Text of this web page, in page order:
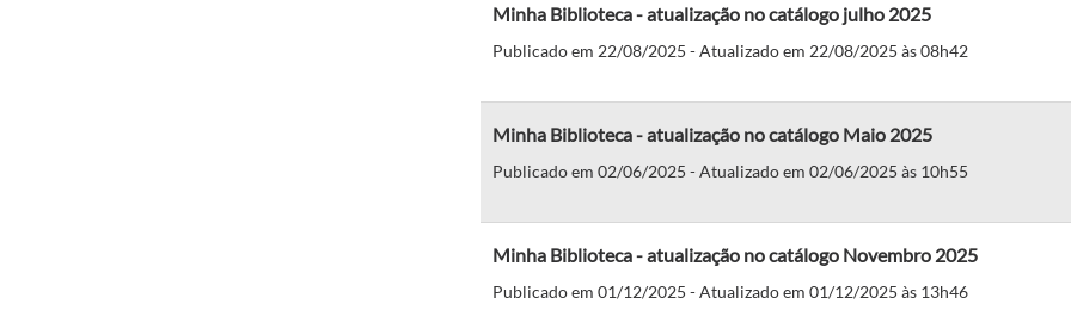
Minha Biblioteca - atualização no catálogo julho 2025
Publicado em 22/08/2025 - Atualizado em 22/08/2025 às 08h42
Minha Biblioteca - atualização no catálogo Maio 2025
Publicado em 02/06/2025 - Atualizado em 02/06/2025 às 10h55
Minha Biblioteca - atualização no catálogo Novembro 2025
Publicado em 01/12/2025 - Atualizado em 01/12/2025 às 13h46